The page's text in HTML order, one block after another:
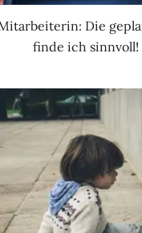
Die
finde ich sinnvoll!